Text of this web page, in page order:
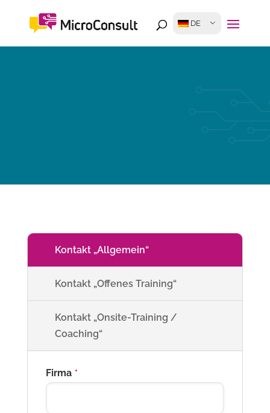
DE
Kontakt „Allgemein“
Kontakt „Offenes Training“
Kontakt „Onsite-Training /
Coaching“
Firma *